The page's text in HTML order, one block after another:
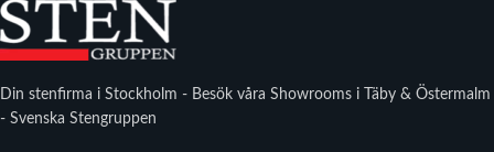
Din stenfirma i Stockholm - Besök våra Showrooms i Täby & Östermalm
- Svenska Stengruppen